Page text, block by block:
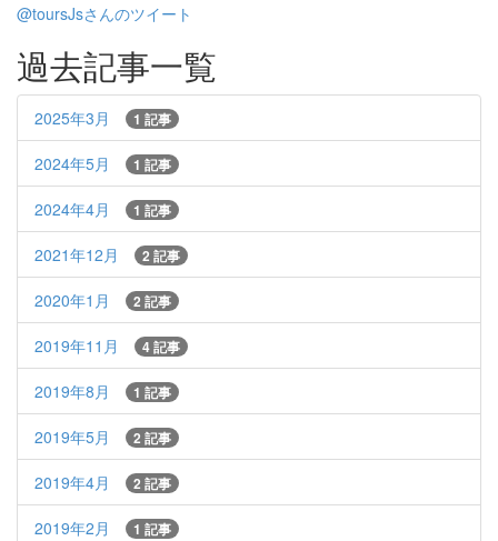
@toursJsさんのツイート
過去記事一覧
2025年3月 1 記事
2024年5月 1 記事
2024年4月 1 記事
2021年12月 2 記事
2020年1月 2 記事
2019年11月 4 記事
2019年8月 1 記事
2019年5月 2 記事
2019年4月 2 記事
2019年2月 1 記事